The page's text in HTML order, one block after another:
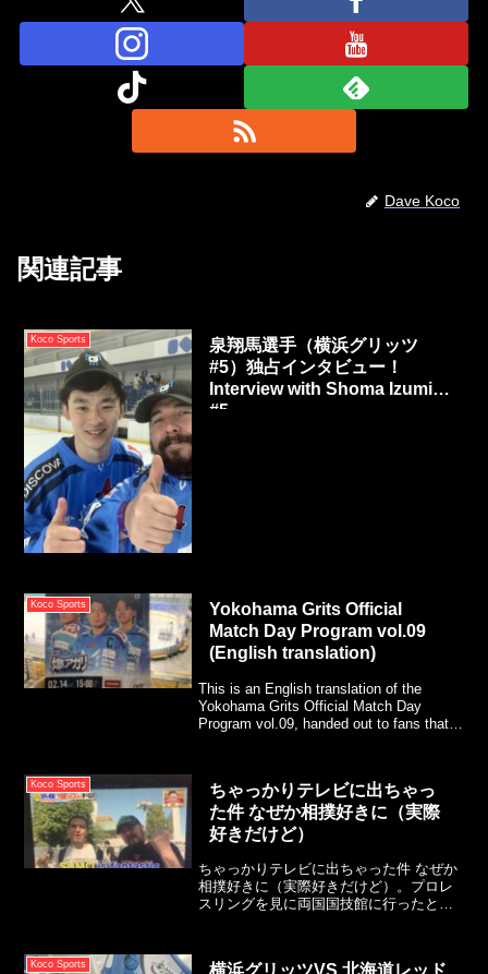
Dave Koco
関連記事
Koco Sports
泉翔馬選手（横浜グリッツ
#5）独占インタビュー！
Interview with Shoma Izumi
#5
Koco Sports
Yokohama Grits Official
Match Day Program vol.09
(English translation)
This is an English translation of the
Yokohama Grits Official Match Day
Program vol.09, handed out to fans that
Koco Sports
ちゃっかりテレビに出ちゃっ
た件 なぜか相撲好きに（実際
好きだけど）
ちゃっかりテレビに出ちゃった件 なぜか
相撲好きに（実際好きだけど）。プロレ
スリングを見に両国国技館に行ったとこ
Koco Sports
横浜グリッツVS 北海道レッド